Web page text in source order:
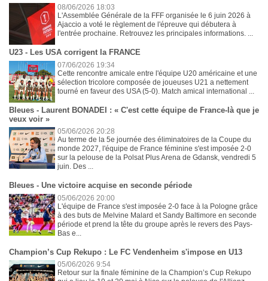
08/06/2026 18:03
L'Assemblée Générale de la FFF organisée le 6 juin 2026 à
Ajaccio a voté le règlement de l'épreuve qui débutera à
l'entrée prochaine. Retrouvez les principales informations. ...
U23 - Les USA corrigent la FRANCE
07/06/2026 19:34
Cette rencontre amicale entre l'équipe U20 américaine et une
sélection tricolore composée de joueuses U21 a nettement
tourné en faveur des USA (5-0). Match amical international ...
Bleues - Laurent BONADEI : « C'est cette équipe de France-là que je
veux voir »
05/06/2026 20:28
Au terme de la 5e journée des éliminatoires de la Coupe du
monde 2027, l'équipe de France féminine s'est imposée 2-0
sur la pelouse de la Polsat Plus Arena de Gdansk, vendredi 5
juin. Des ...
Bleues - Une victoire acquise en seconde période
05/06/2026 20:00
L'équipe de France s'est imposée 2-0 face à la Pologne grâce
à des buts de Melvine Malard et Sandy Baltimore en seconde
période et prend la tête du groupe après le revers des Pays-
Bas e...
Champion’s Cup Rekupo : Le FC Vendenheim s'impose en U13
05/06/2026 9:54
Retour sur la finale féminine de la Champion’s Cup Rekupo